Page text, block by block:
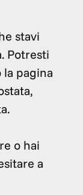
stavi
Potresti
pagina
o hai
a